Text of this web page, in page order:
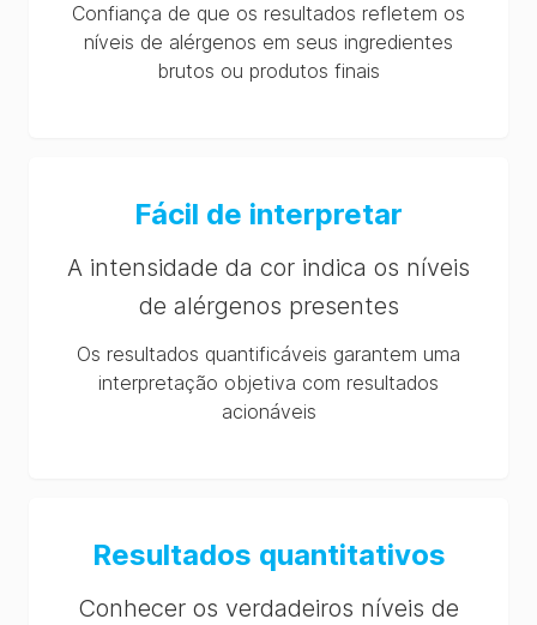
Confiança de que os resultados refletem os
níveis de alérgenos em seus ingredientes
brutos ou produtos finais
Fácil de interpretar
A intensidade da cor indica os níveis
de alérgenos presentes
Os resultados quantificáveis garantem uma
interpretação objetiva com resultados
acionáveis
Resultados quantitativos
Conhecer os verdadeiros níveis de